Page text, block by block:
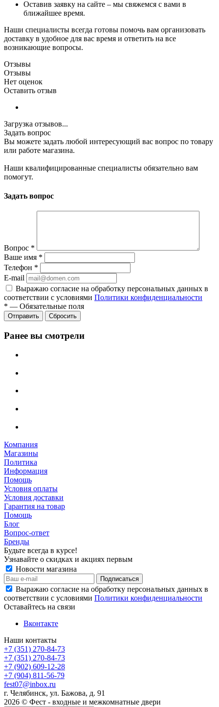
Оставив заявку на сайте – мы свяжемся с вами в
ближайшее время.
Наши специалисты всегда готовы помочь вам организовать
доставку в удобное для вас время и ответить на все
возникающие вопросы.
Отзывы
Отзывы
Нет оценок
Оставить отзыв
Загрузка отзывов...
Задать вопрос
Вы можете задать любой интересующий вас вопрос по товару
или работе магазина.
Наши квалифицированные специалисты обязательно вам
помогут.
Задать вопрос
Вопрос *
Ваше имя *
Телефон *
E-mail
Выражаю согласие на обработку персональных данных в
соответствии с условиями Политики конфиденциальности
* — Обязательные поля
Отправить Сбросить
Ранее вы смотрели
Компания
Магазины
Политика
Информация
Помощь
Условия оплаты
Условия доставки
Гарантия на товар
Помощь
Блог
Вопрос-ответ
Бренды
Будьте всегда в курсе!
Узнавайте о скидках и акциях первым
Новости магазина
Выражаю согласие на обработку персональных данных в
соответствии с условиями Политики конфиденциальности
Оставайтесь на связи
Вконтакте
Наши контакты
+7 (351) 270-84-73
+7 (351) 270-84-73
+7 (902) 609-12-28
+7 (904) 811-56-79
fest07@inbox.ru
г. Челябинск, ул. Бажова, д. 91
2026 © Фест - входные и межкомнатные двери